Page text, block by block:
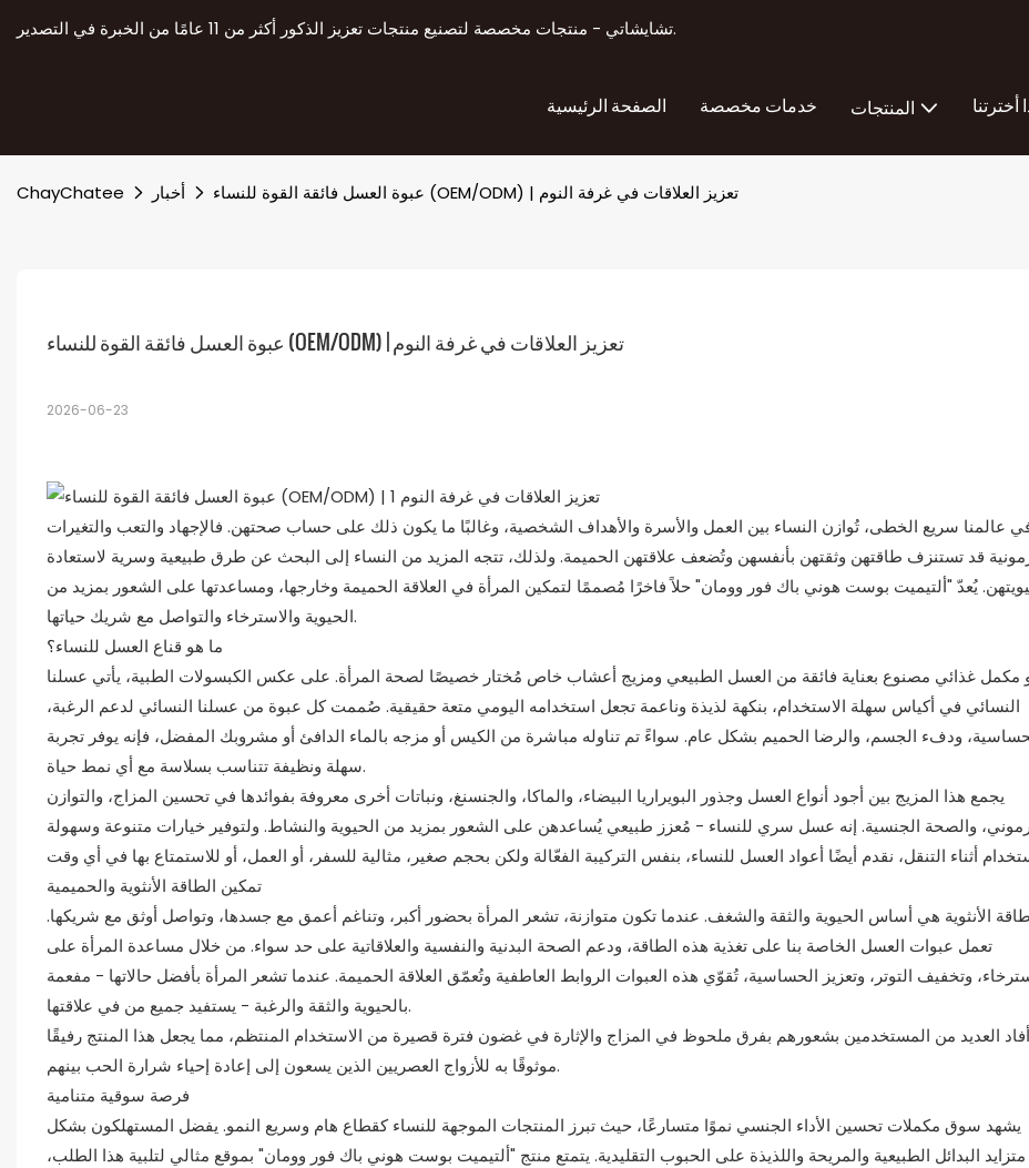
تشايشاتي - منتجات مخصصة لتصنيع منتجات تعزيز الذكور أكثر من 11 عامًا من الخبرة في التصدير.
الصفحة الرئيسية خدمات مخصصة المنتجات أخترتنا
ChayChatee أخبار عبوة العسل فائقة القوة للنساء (OEM/ODM) | تعزيز العلاقات في غرفة النوم
عبوة العسل فائقة القوة للنساء (OEM/ODM) | تعزيز العلاقات في غرفة النوم
2026-06-23
عالمنا سريع الخطى، تُوازن النساء بين العمل والأسرة والأهداف الشخصية، وغالبًا ما يكون ذلك على حساب صحتهن. فالإجهاد والتعب والتغيرات
قد تستنزف طاقتهن وثقتهن بأنفسهن وتُضعف علاقتهن الحميمة. ولذلك، تتجه المزيد من النساء إلى البحث عن طرق طبيعية وسرية لاستعادة
يُعدّ "ألتيميت بوست هوني باك فور وومان" حلاً فاخرًا مُصممًا لتمكين المرأة في العلاقة الحميمة وخارجها، ومساعدتها على الشعور بمزيد من
الحيوية والاسترخاء والتواصل مع شريك حياتها.
ما هو قناع العسل للنساء؟
مكمل غذائي مصنوع بعناية فائقة من العسل الطبيعي ومزيج أعشاب خاص مُختار خصيصًا لصحة المرأة. على عكس الكبسولات الطبية، يأتي عسلنا
النسائي في أكياس سهلة الاستخدام، بنكهة لذيذة وناعمة تجعل استخدامه اليومي متعة حقيقية. صُممت كل عبوة من عسلنا النسائي لدعم الرغبة،
ودفء الجسم، والرضا الحميم بشكل عام. سواءً تم تناوله مباشرة من الكيس أو مزجه بالماء الدافئ أو مشروبك المفضل، فإنه يوفر تجربة
سهلة ونظيفة تتناسب بسلاسة مع أي نمط حياة.
يجمع هذا المزيج بين أجود أنواع العسل وجذور البويراريا البيضاء، والماكا، والجنسنغ، ونباتات أخرى معروفة بفوائدها في تحسين المزاج، والتوازن
والصحة الجنسية. إنه عسل سري للنساء - مُعزز طبيعي يُساعدهن على الشعور بمزيد من الحيوية والنشاط. ولتوفير خيارات متنوعة وسهولة
تمكين الطاقة الأنثوية والحميمية
الأنثوية هي أساس الحيوية والثقة والشغف. عندما تكون متوازنة، تشعر المرأة بحضور أكبر، وتناغم أعمق مع جسدها، وتواصل أوثق مع شريكها.
تعمل عبوات العسل الخاصة بنا على تغذية هذه الطاقة، ودعم الصحة البدنية والنفسية والعلاقاتية على حد سواء. من خلال مساعدة المرأة على
وتخفيف التوتر، وتعزيز الحساسية، تُقوّي هذه العبوات الروابط العاطفية وتُعمّق العلاقة الحميمة. عندما تشعر المرأة بأفضل حالاتها - مفعمة
بالحيوية والثقة والرغبة - يستفيد جميع من في علاقتها.
أفاد العديد من المستخدمين بشعورهم بفرق ملحوظ في المزاج والإثارة في غضون فترة قصيرة من الاستخدام المنتظم، مما يجعل هذا المنتج رفيقًا
موثوقًا به للأزواج العصريين الذين يسعون إلى إعادة إحياء شرارة الحب بينهم.
فرصة سوقية متنامية
يشهد سوق مكملات تحسين الأداء الجنسي نموًا متسارعًا، حيث تبرز المنتجات الموجهة للنساء كقطاع هام وسريع النمو. يفضل المستهلكون بشكل
متزايد البدائل الطبيعية والمريحة واللذيذة على الحبوب التقليدية. يتمتع منتج "ألتيميت بوست هوني باك فور وومان" بموقع مثالي لتلبية هذا الطلب،